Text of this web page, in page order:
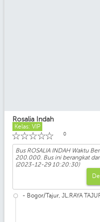
Rosalia Indah
Kelas: VIP
☆
☆
☆
☆
☆ 0
Bus ROSALIA INDAH Waktu
200.000. Bus ini berangkat dari
(2023-12-29 10:20:30)
- Bogor/Tajur, JL.RAYA